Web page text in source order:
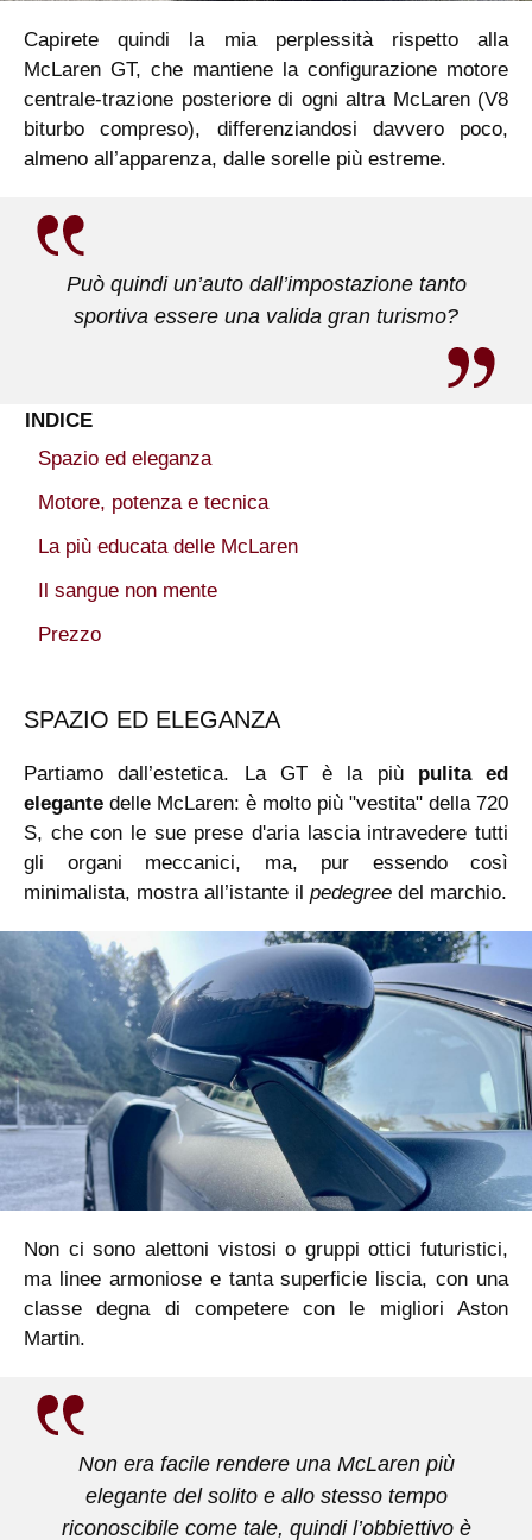
Capirete quindi la mia perplessità rispetto alla
McLaren GT, che mantiene la configurazione motore
centrale-trazione posteriore di ogni altra McLaren (V8
biturbo compreso), differenziandosi davvero poco,
almeno all’apparenza, dalle sorelle più estreme.
Può quindi un’auto dall’impostazione tanto
sportiva essere una valida gran turismo?
INDICE
Spazio ed eleganza
Motore, potenza e tecnica
La più educata delle McLaren
Il sangue non mente
Prezzo
SPAZIO ED ELEGANZA
Partiamo dall’estetica. La GT è la più pulita ed
elegante delle McLaren: è molto più "vestita" della 720
S, che con le sue prese d'aria lascia intravedere tutti
gli organi meccanici, ma, pur essendo così
minimalista, mostra all’istante il pedegree del marchio.
Non ci sono alettoni vistosi o gruppi ottici futuristici,
ma linee armoniose e tanta superficie liscia, con una
classe degna di competere con le migliori Aston
Martin.
Non era facile rendere una McLaren più
elegante del solito e allo stesso tempo
riconoscibile come tale, quindi l’obbiettivo è